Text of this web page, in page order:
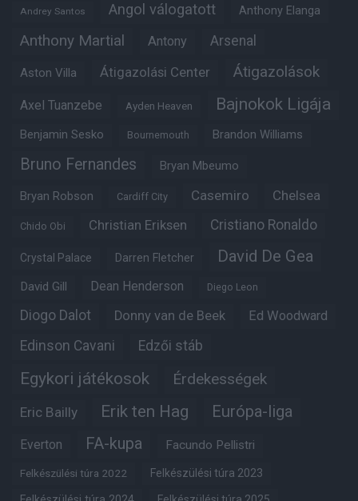
Andrey Santos Angol válogatott Anthony Elanga
Anthony Martial Antony Arsenal
Aston Villa Átigazolási Center Átigazolások
Axel Tuanzebe Ayden Heaven Bajnokok Ligája
Benjamin Sesko Bournemouth Brandon Williams
Bruno Fernandes Bryan Mbeumo
Bryan Robson Cardiff City Casemiro Chelsea
Chido Obi Christian Eriksen Cristiano Ronaldo
Crystal Palace Darren Fletcher David De Gea
David Gill Dean Henderson Diego Leon
Diogo Dalot Donny van de Beek Ed Woodward
Edinson Cavani Edzői stáb
Egykori játékosok Érdekességek
Eric Bailly Erik ten Hag Európa-liga
Everton FA-kupa Facundo Pellistri
Felkészülési túra 2022 Felkészülési túra 2023